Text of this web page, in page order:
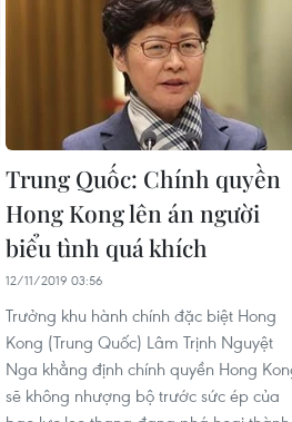
Trung Quốc: Chính quyền
Hong Kong lên án người
biểu tình quá khích
12/11/2019 03:56
Trưởng khu hành chính đặc biệt Hong
Kong (Trung Quốc) Lâm Trịnh Nguyệt
Nga khẳng định chính quyền Hong
sẽ không nhượng bộ trước sức ép của